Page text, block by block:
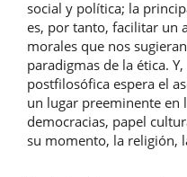
social y política; la
es, por tanto, facilitar un
morales que nos
paradigmas de la ética.
postfilosófica espera el
un lugar preeminente en
democracias, papel
su momento, la religión,